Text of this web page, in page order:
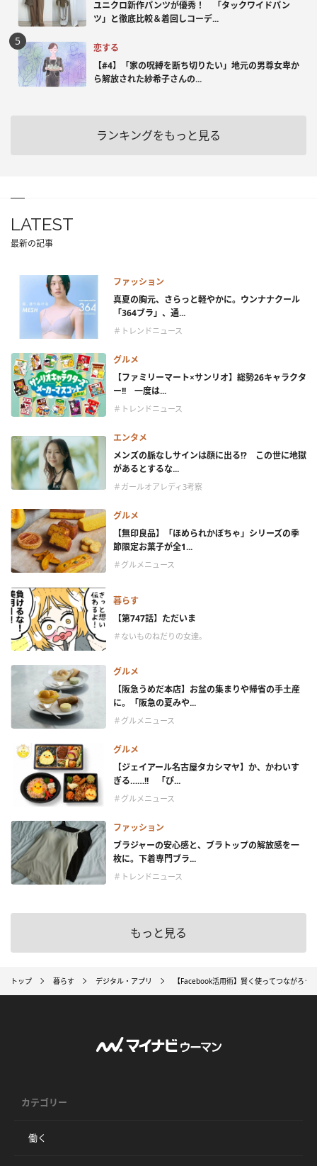
ユニクロ新作パンツが優秀！ 「タックワイドパン
ツ」と徹底比較＆着回しコーデ...
恋する
【#4】「家の呪縛を断ち切りたい」地元の男尊女卑か
ら解放された紗希子さんの...
ランキングをもっと見る
LATEST
最新の記事
ファッション
真夏の胸元、さらっと軽やかに。ウンナナクール
「364ブラ」、通...
＃トレンドニュース
グルメ
【ファミリーマート×サンリオ】総勢26キャラクタ
ー!! 一度は...
＃トレンドニュース
エンタメ
メンズの脈なしサインは顔に出る!? この世に地獄
があるとするな...
＃ガールオアレディ3考察
グルメ
【無印良品】「ほめられかぼちゃ」シリーズの季
節限定お菓子が全1...
＃グルメニュース
暮らす
【第747話】ただいま
＃ないものねだりの女達。
グルメ
【阪急うめだ本店】お盆の集まりや帰省の手土産
に。「阪急の夏みや...
＃グルメニュース
グルメ
【ジェイアール名古屋タカシマヤ】か、かわいす
ぎる……!! 「ぴ...
＃グルメニュース
ファッション
ブラジャーの安心感と、ブラトップの解放感を一
枚に。下着専門ブラ...
＃トレンドニュース
もっと見る
トップ 暮らす デジタル・アプリ 【Facebook活用術】賢く使ってつながろ
カテゴリー
働く